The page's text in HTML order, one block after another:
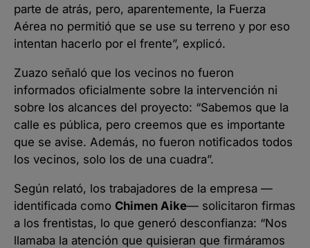
parte de atrás, pero, aparentemente, la Fuerza
Aérea no permitió que se use su terreno y por eso
intentan hacerlo por el frente”, explicó.
Zuazo señaló que los vecinos no fueron
informados oficialmente sobre la intervención ni
sobre los alcances del proyecto: “Sabemos que la
calle es pública, pero creemos que es importante
que se avise. Además, no fueron notificados todos
los vecinos, solo los de una cuadra”.
Según relató, los trabajadores de la empresa —
identificada como Chimen Aike— solicitaron firmas
a los frentistas, lo que generó desconfianza: “Nos
llamaba la atención que quisieran que firmáramos